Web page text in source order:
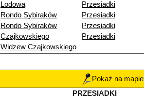
Lodowa
Przesiadki
Rondo Sybiraków
Przesiadki
Rondo Sybiraków
Przesiadki
Czajkowskiego
Przesiadki
Widzew Czajkowskiego
Pokaż na mapie
PRZESIADKI